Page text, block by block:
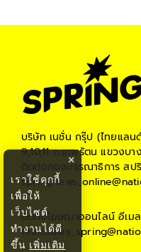
บริษัท เนชั่น กรุ๊ป (ไทยแลน
9,10,11 ถ.เทพรัตน แขวงบ
ติดต่อกองบรรณาธิการ สป
ติดต่อโฆษณาออนไลน์ อีเม
×
เราใช้คุกกี้
เพื่อให้
เว็บไซต์
ทำงานได้ดี
ขึ้น เพิ่มเติม